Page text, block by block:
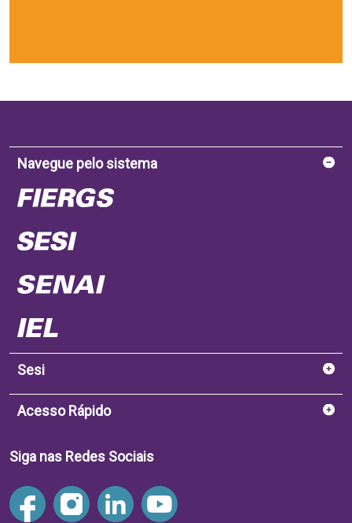
Navegue pelo sistema
Sesi
Acesso Rápido
Siga nas Redes Sociais